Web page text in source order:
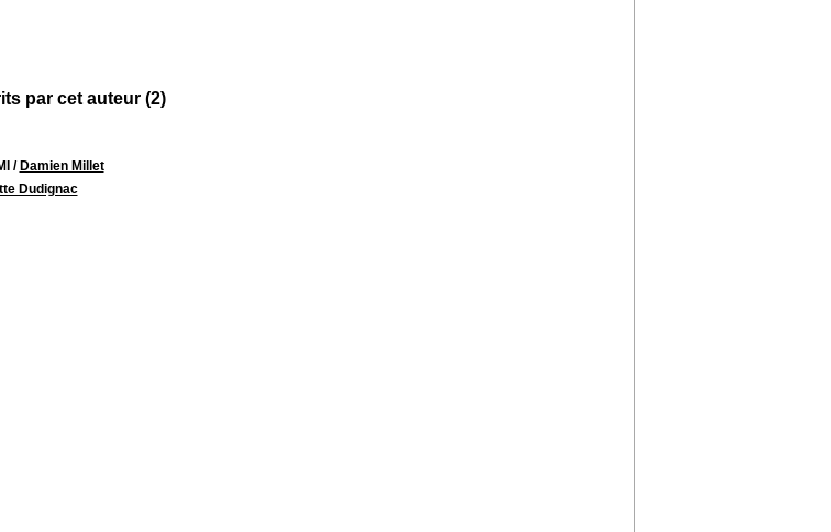
par cet auteur (2)
/ Damien Millet
Dudignac